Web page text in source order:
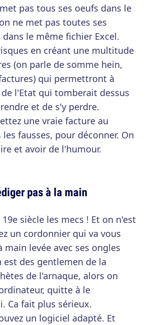
pas tous ses oeufs dans le
ne met pas toutes ses
le même fichier Excel.
en créant une multitude
(on parle de somme hein,
qui permettront à
l'Etat qui tomberait dessus
et de s'y perdre.
une vraie facture au
fausses, pour déconner. On
et avoir de l'humour.
pas à la main
siècle les mecs ! Et on n'est
un cordonnier qui va vous
main levée avec ses ongles
des gentlemen de la
de l'arnaque, alors on
quitte à le
Ca fait plus sérieux.
un logiciel adapté. Et